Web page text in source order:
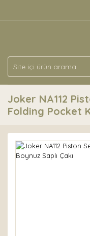
Joker NA112
Folding Pocket